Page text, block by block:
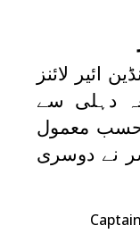
میں انڈین ائیر لائنز
439کے ذریعہ دہلی سے
حسب معمول
نے دوسری